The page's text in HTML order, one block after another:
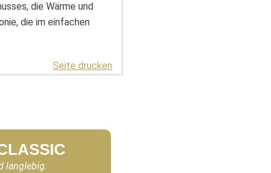
die Wärme und
die im einfachen
Seite drucken
langlebig.